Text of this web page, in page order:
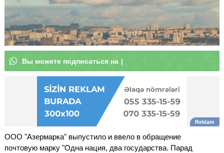
Вы може|
ООО "Азермарка" выпустило и ввело в обращение
почтовую марку "Одна нация, два государства. Парад